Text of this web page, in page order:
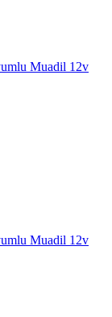
Muadil 12v
Muadil 12v